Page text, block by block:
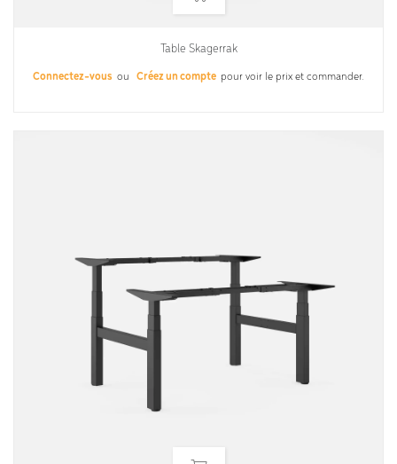
Table Skagerrak
Connectez-vous ou Créez un compte pour voir le prix et commander.